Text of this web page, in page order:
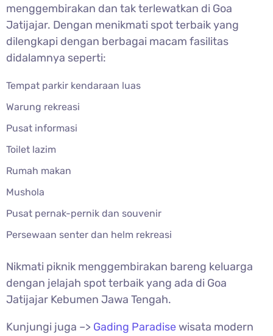
menggembirakan dan tak terlewatkan di Goa
Jatijajar. Dengan menikmati spot terbaik yang
dilengkapi dengan berbagai macam fasilitas
didalamnya seperti:
Tempat parkir kendaraan luas
Warung rekreasi
Pusat informasi
Toilet lazim
Rumah makan
Mushola
Pusat pernak-pernik dan souvenir
Persewaan senter dan helm rekreasi
Nikmati piknik menggembirakan bareng keluarga
dengan jelajah spot terbaik yang ada di Goa
Jatijajar Kebumen Jawa Tengah.
Kunjungi juga –> Gading Paradisewisata modern